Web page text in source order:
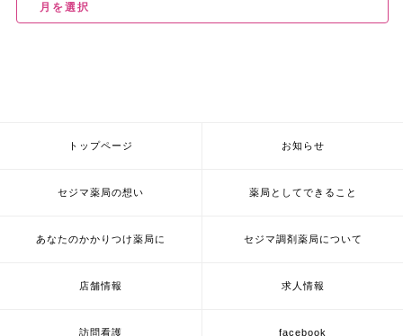
トップページ お知らせ
セジマ薬局の想い 薬局としてできること
あなたのかかりつけ薬局に セジマ調剤薬局について
店舗情報 求人情報
訪問看護 facebook